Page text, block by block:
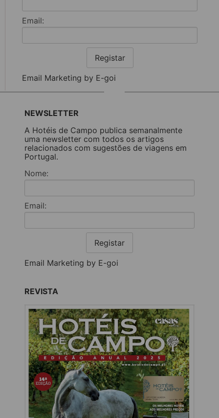
Email:
Registar
Email Marketing by E-goi
NEWSLETTER
A Hotéis de Campo publica semanalmente
uma newsletter com todos os artigos
relacionados com sugestões de viagens em
Portugal.
Nome:
Email:
Registar
Email Marketing by E-goi
REVISTA